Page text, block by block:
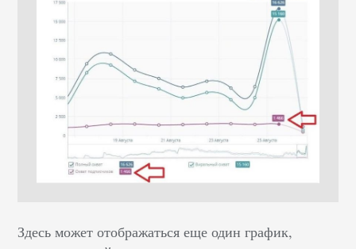
Здесь может отображаться еще один график,